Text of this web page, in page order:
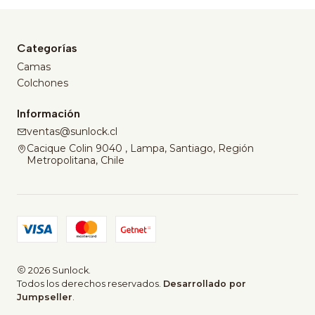
Categorías
Camas
Colchones
Información
ventas@sunlock.cl
Cacique Colin 9040 , Lampa, Santiago, Región
Metropolitana, Chile
2026 Sunlock.
Todos los derechos reservados. Desarrollado por
Jumpseller